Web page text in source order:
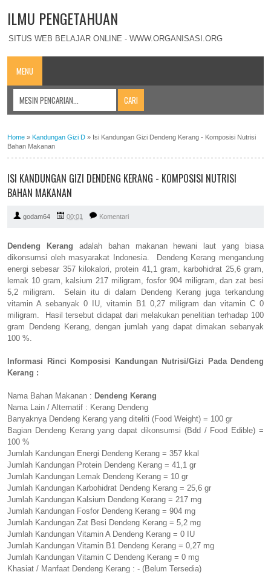
ILMU PENGETAHUAN
SITUS WEB BELAJAR ONLINE - WWW.ORGANISASI.ORG
MENU
Home » Kandungan Gizi D » Isi Kandungan Gizi Dendeng Kerang - Komposisi Nutrisi
Bahan Makanan
ISI KANDUNGAN GIZI DENDENG KERANG - KOMPOSISI NUTRISI
BAHAN MAKANAN
godam64 00:01 Komentari
Dendeng Kerang adalah bahan makanan hewani laut yang biasa
dikonsumsi oleh masyarakat Indonesia. Dendeng Kerang mengandung
energi sebesar 357 kilokalori, protein 41,1 gram, karbohidrat 25,6 gram,
lemak 10 gram, kalsium 217 miligram, fosfor 904 miligram, dan zat besi
5,2 miligram. Selain itu di dalam Dendeng Kerang juga terkandung
vitamin A sebanyak 0 IU, vitamin B1 0,27 miligram dan vitamin C 0
miligram. Hasil tersebut didapat dari melakukan penelitian terhadap 100
gram Dendeng Kerang, dengan jumlah yang dapat dimakan sebanyak
100 %.
Informasi Rinci Komposisi Kandungan Nutrisi/Gizi Pada Dendeng
Kerang :
Nama Bahan Makanan : Dendeng Kerang
Nama Lain / Alternatif : Kerang Dendeng
Banyaknya Dendeng Kerang yang diteliti (Food Weight) = 100 gr
Bagian Dendeng Kerang yang dapat dikonsumsi (Bdd / Food Edible) =
100 %
Jumlah Kandungan Energi Dendeng Kerang = 357 kkal
Jumlah Kandungan Protein Dendeng Kerang = 41,1 gr
Jumlah Kandungan Lemak Dendeng Kerang = 10 gr
Jumlah Kandungan Karbohidrat Dendeng Kerang = 25,6 gr
Jumlah Kandungan Kalsium Dendeng Kerang = 217 mg
Jumlah Kandungan Fosfor Dendeng Kerang = 904 mg
Jumlah Kandungan Zat Besi Dendeng Kerang = 5,2 mg
Jumlah Kandungan Vitamin A Dendeng Kerang = 0 IU
Jumlah Kandungan Vitamin B1 Dendeng Kerang = 0,27 mg
Jumlah Kandungan Vitamin C Dendeng Kerang = 0 mg
Khasiat / Manfaat Dendeng Kerang : - (Belum Tersedia)